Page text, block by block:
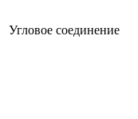
Угловое соединение